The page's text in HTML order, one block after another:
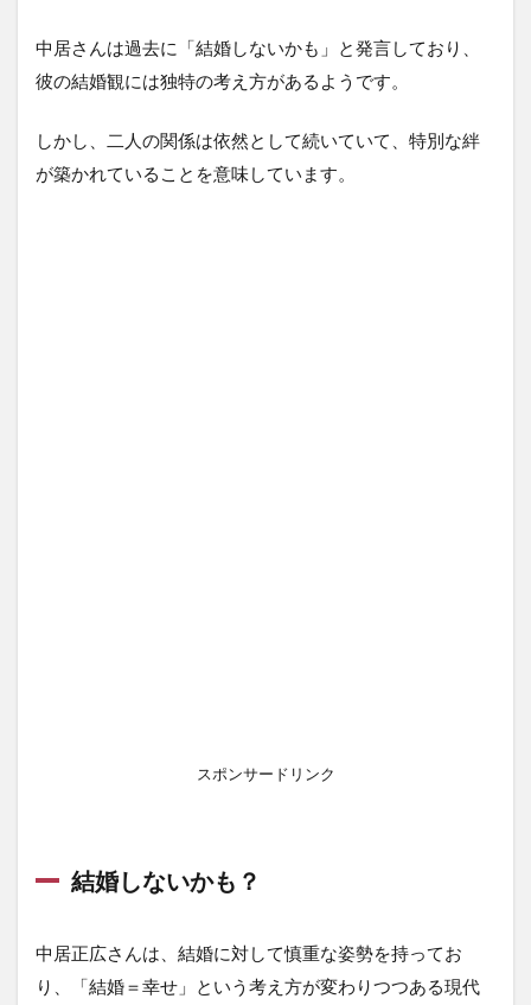
中居さんは過去に「結婚しないかも」と発言しており、
彼の結婚観には独特の考え方があるようです。
しかし、二人の関係は依然として続いていて、特別な絆
が築かれていることを意味しています。
スポンサードリンク
結婚しないかも？
中居正広さんは、結婚に対して慎重な姿勢を持ってお
り、「結婚＝幸せ」という考え方が変わりつつある現代